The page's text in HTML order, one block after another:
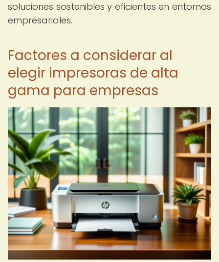
soluciones sostenibles y eficientes en entornos
empresariales.
Factores a considerar al
elegir impresoras de alta
gama para empresas